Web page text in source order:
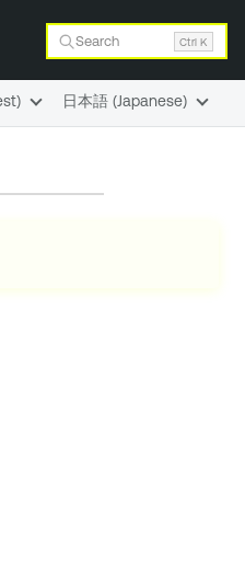
Search Ctrl K
日本語 (Japanese)